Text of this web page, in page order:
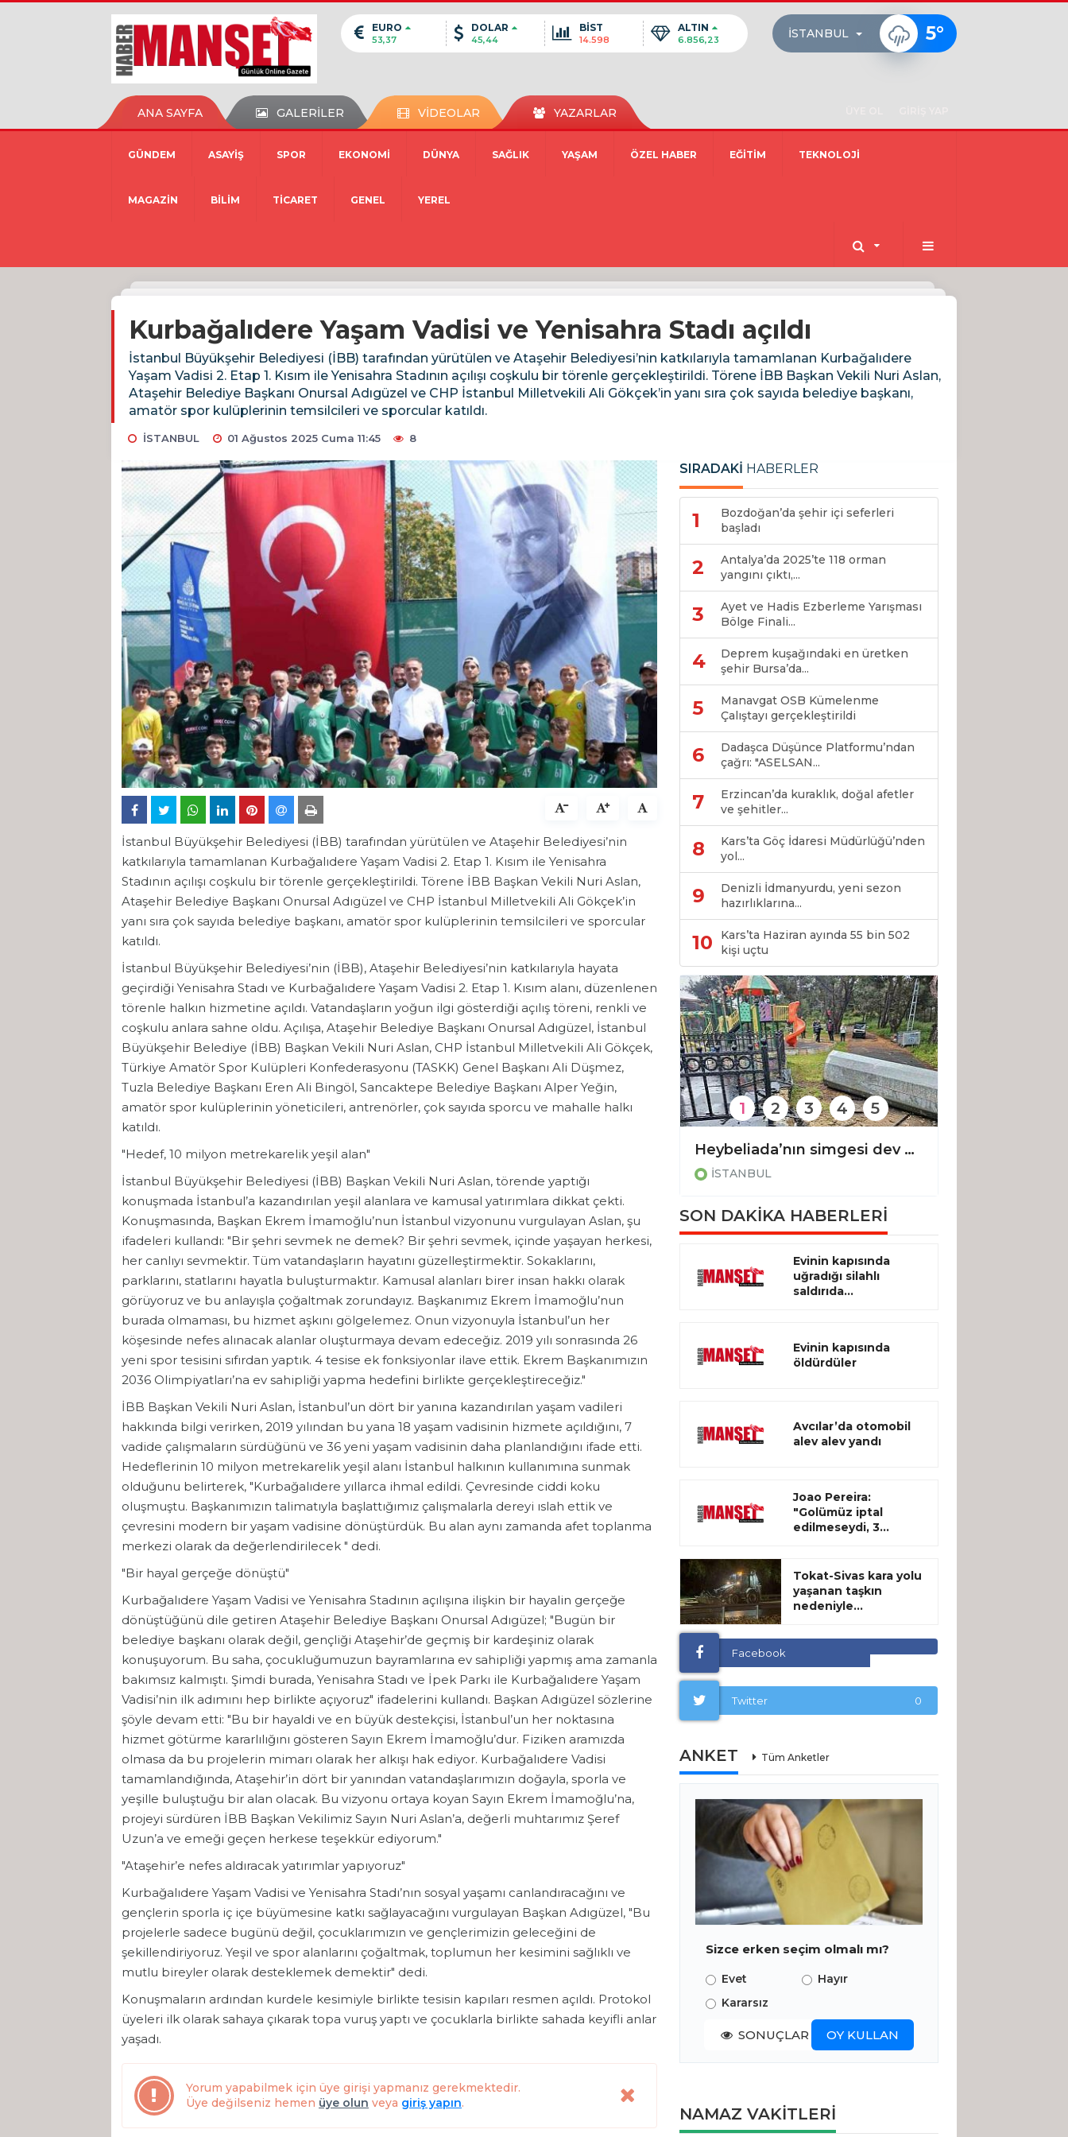
EURO
53,37
DOLAR
45,44
BİST
14.598
ALTIN
6.856,23 İSTANBUL 5°
ANA SAYFA GALERİLER VİDEOLAR YAZARLAR
GÜNDEM ASAYİŞ SPOR EKONOMİ DÜNYA SAĞLIK YAŞAM ÖZEL HABER EĞİTİM TEKNOLOJİ
MAGAZİN BİLİM TİCARET GENEL YEREL
Kurbağalıdere Yaşam Vadisi ve Yenisahra Stadı açıldı
İstanbul Büyükşehir Belediyesi (İBB) tarafından yürütülen ve Ataşehir Belediyesi’nin katkılarıyla tamamlanan Kurbağalıdere
Yaşam Vadisi 2. Etap 1. Kısım ile Yenisahra Stadının açılışı coşkulu bir törenle gerçekleştirildi. Törene İBB Başkan Vekili Nuri Aslan,
Ataşehir Belediye Başkanı Onursal Adıgüzel ve CHP İstanbul Milletvekili Ali Gökçek’in yanı sıra çok sayıda belediye başkanı,
amatör spor kulüplerinin temsilcileri ve sporcular katıldı.
İSTANBUL 01 Ağustos 2025 Cuma 11:45 8
İstanbul Büyükşehir Belediyesi (İBB) tarafından yürütülen ve Ataşehir Belediyesi’nin
katkılarıyla tamamlanan Kurbağalıdere Yaşam Vadisi 2. Etap 1. Kısım ile Yenisahra
Stadının açılışı coşkulu bir törenle gerçekleştirildi. Törene İBB Başkan Vekili Nuri Aslan,
Ataşehir Belediye Başkanı Onursal Adıgüzel ve CHP İstanbul Milletvekili Ali Gökçek’in
yanı sıra çok sayıda belediye başkanı, amatör spor kulüplerinin temsilcileri ve sporcular
katıldı.
İstanbul Büyükşehir Belediyesi’nin (İBB), Ataşehir Belediyesi’nin katkılarıyla hayata
geçirdiği Yenisahra Stadı ve Kurbağalıdere Yaşam Vadisi 2. Etap 1. Kısım alanı, düzenlenen
törenle halkın hizmetine açıldı. Vatandaşların yoğun ilgi gösterdiği açılış töreni, renkli ve
coşkulu anlara sahne oldu. Açılışa, Ataşehir Belediye Başkanı Onursal Adıgüzel, İstanbul
Büyükşehir Belediye (İBB) Başkan Vekili Nuri Aslan, CHP İstanbul Milletvekili Ali Gökçek,
Türkiye Amatör Spor Kulüpleri Konfederasyonu (TASKK) Genel Başkanı Ali Düşmez,
Tuzla Belediye Başkanı Eren Ali Bingöl, Sancaktepe Belediye Başkanı Alper Yeğin,
amatör spor kulüplerinin yöneticileri, antrenörler, çok sayıda sporcu ve mahalle halkı
katıldı.
"Hedef, 10 milyon metrekarelik yeşil alan"
İstanbul Büyükşehir Belediyesi (İBB) Başkan Vekili Nuri Aslan, törende yaptığı
konuşmada İstanbul’a kazandırılan yeşil alanlara ve kamusal yatırımlara dikkat çekti.
Konuşmasında, Başkan Ekrem İmamoğlu’nun İstanbul vizyonunu vurgulayan Aslan, şu
ifadeleri kullandı: "Bir şehri sevmek ne demek? Bir şehri sevmek, içinde yaşayan herkesi,
her canlıyı sevmektir. Tüm vatandaşların hayatını güzelleştirmektir. Sokaklarını,
parklarını, statlarını hayatla buluşturmaktır. Kamusal alanları birer insan hakkı olarak
görüyoruz ve bu anlayışla çoğaltmak zorundayız. Başkanımız Ekrem İmamoğlu’nun
burada olmaması, bu hizmet aşkını gölgelemez. Onun vizyonuyla İstanbul’un her
köşesinde nefes alınacak alanlar oluşturmaya devam edeceğiz. 2019 yılı sonrasında 26
yeni spor tesisini sıfırdan yaptık. 4 tesise ek fonksiyonlar ilave ettik. Ekrem Başkanımızın
2036 Olimpiyatları’na ev sahipliği yapma hedefini birlikte gerçekleştireceğiz."
İBB Başkan Vekili Nuri Aslan, İstanbul’un dört bir yanına kazandırılan yaşam vadileri
hakkında bilgi verirken, 2019 yılından bu yana 18 yaşam vadisinin hizmete açıldığını, 7
vadide çalışmaların sürdüğünü ve 36 yeni yaşam vadisinin daha planlandığını ifade etti.
Hedeflerinin 10 milyon metrekarelik yeşil alanı İstanbul halkının kullanımına sunmak
olduğunu belirterek, "Kurbağalıdere yıllarca ihmal edildi. Çevresinde ciddi koku
oluşmuştu. Başkanımızın talimatıyla başlattığımız çalışmalarla dereyi ıslah ettik ve
çevresini modern bir yaşam vadisine dönüştürdük. Bu alan aynı zamanda afet toplanma
merkezi olarak da değerlendirilecek " dedi.
"Bir hayal gerçeğe dönüştü"
Kurbağalıdere Yaşam Vadisi ve Yenisahra Stadının açılışına ilişkin bir hayalin gerçeğe
dönüştüğünü dile getiren Ataşehir Belediye Başkanı Onursal Adıgüzel; "Bugün bir
belediye başkanı olarak değil, gençliği Ataşehir’de geçmiş bir kardeşiniz olarak
konuşuyorum. Bu saha, çocukluğumuzun bayramlarına ev sahipliği yapmış ama zamanla
bakımsız kalmıştı. Şimdi burada, Yenisahra Stadı ve İpek Parkı ile Kurbağalıdere Yaşam
Vadisi’nin ilk adımını hep birlikte açıyoruz" ifadelerini kullandı. Başkan Adıgüzel sözlerine
şöyle devam etti: "Bu bir hayaldi ve en büyük destekçisi, İstanbul’un her noktasına
hizmet götürme kararlılığını gösteren Sayın Ekrem İmamoğlu’dur. Fiziken aramızda
olmasa da bu projelerin mimarı olarak her alkışı hak ediyor. Kurbağalıdere Vadisi
tamamlandığında, Ataşehir’in dört bir yanından vatandaşlarımızın doğayla, sporla ve
yeşille buluştuğu bir alan olacak. Bu vizyonu ortaya koyan Sayın Ekrem İmamoğlu’na,
projeyi sürdüren İBB Başkan Vekilimiz Sayın Nuri Aslan’a, değerli muhtarımız Şeref
Uzun’a ve emeği geçen herkese teşekkür ediyorum."
"Ataşehir’e nefes aldıracak yatırımlar yapıyoruz"
Kurbağalıdere Yaşam Vadisi ve Yenisahra Stadı’nın sosyal yaşamı canlandıracağını ve
gençlerin sporla iç içe büyümesine katkı sağlayacağını vurgulayan Başkan Adıgüzel, "Bu
projelerle sadece bugünü değil, çocuklarımızın ve gençlerimizin geleceğini de
şekillendiriyoruz. Yeşil ve spor alanlarını çoğaltmak, toplumun her kesimini sağlıklı ve
mutlu bireyler olarak desteklemek demektir" dedi.
Konuşmaların ardından kurdele kesimiyle birlikte tesisin kapıları resmen açıldı. Protokol
üyeleri ilk olarak sahaya çıkarak topa vuruş yaptı ve çocuklarla birlikte sahada keyifli anlar
yaşadı.
Yorum yapabilmek için üye girişi yapmanız gerekmektedir.
Üye değilseniz hemen üye olun veya giriş yapın.
SIRADAKİ HABERLER
1
Bozdoğan’da şehir içi seferleri
başladı
2
Antalya’da 2025’te 118 orman
yangını çıktı,...
3
Ayet ve Hadis Ezberleme Yarışması
Bölge Finali...
4
Deprem kuşağındaki en üretken
şehir Bursa’da...
5
Manavgat OSB Kümelenme
Çalıştayı gerçekleştirildi
6
Dadaşca Düşünce Platformu’ndan
çağrı: "ASELSAN...
7
Erzincan’da kuraklık, doğal afetler
ve şehitler...
8
Kars’ta Göç İdaresi Müdürlüğü’nden
yol...
9
Denizli İdmanyurdu, yeni sezon
hazırlıklarına...
10
Kars’ta Haziran ayında 55 bin 502
kişi uçtu
İSTANBUL
Heybeliada’nın simgesi dev bayrak direği şiddetli rüzgarda devrildi
İSTANBUL
1 2 3 4 5
SON DAKİKA HABERLERİ
Evinin kapısında
uğradığı silahlı
saldırıda...
Evinin kapısında
öldürdüler
Avcılar’da otomobil
alev alev yandı
Joao Pereira:
"Golümüz iptal
edilmeseydi, 3...
Tokat-Sivas kara yolu
yaşanan taşkın
nedeniyle...
Facebook
Twitter 0
ANKET Tüm Anketler
Sizce erken seçim olmalı mı?
Evet
Hayır
Kararsız
SONUÇLAR OY KULLAN
NAMAZ VAKİTLERİ